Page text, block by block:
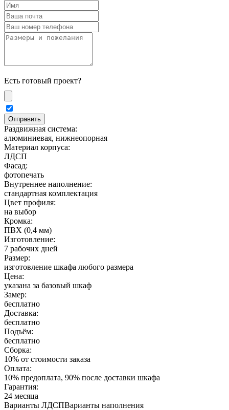
Есть готовый проект?
Раздвижная система:
алюминиевая, нижнеопорная
Материал корпуса:
ЛДСП
Фасад:
фотопечать
Внутреннее наполнение:
стандартная комплектация
Цвет профиля:
на выбор
Кромка:
ПВХ (0,4 мм)
Изготовление:
7 рабочих дней
Размер:
изготовление шкафа любого размера
Цена:
указана за базовый шкаф
Замер:
бесплатно
Доставка:
бесплатно
Подъём:
бесплатно
Сборка:
10% от стоимости заказа
Оплата:
10% предоплата, 90% после доставки шкафа
Гарантия:
24 месяца
Варианты ЛДСПВарианты наполнения